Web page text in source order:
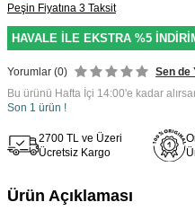
Peşin Fiyatına 3 Taksit
HAVALE İLE EKSTRA %5
Yorumlar (0)
Sen de
Bu ürünü Hafta İçi 14:00'e kadar
Son 1 ürün !
2700 TL ve Üzeri
Ücretsiz Kargo
Ürün Açıklaması